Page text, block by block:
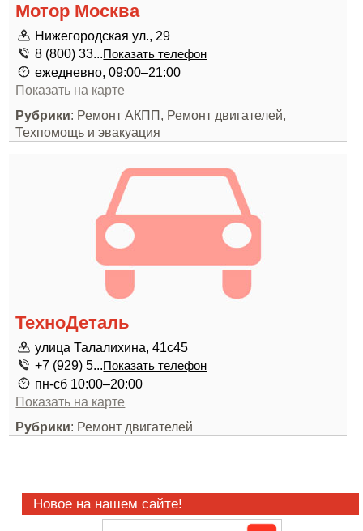
Мотор Москва
Нижегородская ул., 29
8 (800) 33...Показать телефон
ежедневно, 09:00–21:00
Показать на карте
Рубрики: Ремонт АКПП, Ремонт двигателей,
Техпомощь и эвакуация
ТехноДеталь
улица Талалихина, 41с45
+7 (929) 5...Показать телефон
пн-сб 10:00–20:00
Показать на карте
Рубрики: Ремонт двигателей
Новое на нашем сайте!